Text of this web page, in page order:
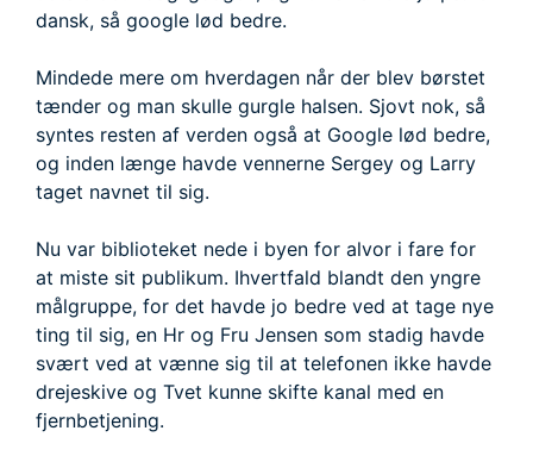
dansk, så google lød bedre.
Mindede mere om hverdagen når der blev børstet
tænder og man skulle gurgle halsen. Sjovt nok, så
syntes resten af verden også at Google lød bedre,
og inden længe havde vennerne Sergey og Larry
taget navnet til sig.
Nu var biblioteket nede i byen for alvor i fare for
at miste sit publikum. Ihvertfald blandt den yngre
målgruppe, for det havde jo bedre ved at tage nye
ting til sig, en Hr og Fru Jensen som stadig havde
svært ved at vænne sig til at telefonen ikke havde
drejeskive og Tvet kunne skifte kanal med en
fjernbetjening.